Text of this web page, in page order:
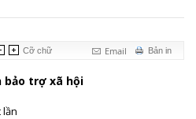
Bản in
Email
Cỡ chữ
bảo trợ xã hội
lần